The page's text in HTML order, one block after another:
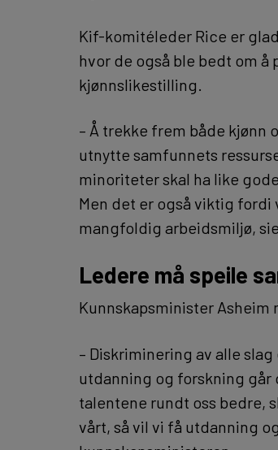
Kif-komitéleder Rice er
hvor de også ble bedt om
kjønnslikestilling.
– Å trekke frem både kjønn
utnytte samfunnets
minoriteter skal ha like
Men det er også viktig fordi
mangfoldig arbeidsmiljø,
Ledere må speile
Kunnskapsminister
– Diskriminering av alle
utdanning og forskning går
talentene rundt oss bedre,
vårt, så vil vi få utdanning